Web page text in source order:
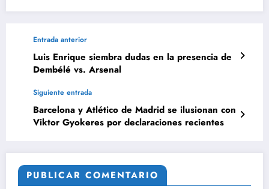
Entrada anterior
Luis Enrique siembra dudas en la presencia de
Dembélé vs. Arsenal
Siguiente entrada
Barcelona y Atlético de Madrid se ilusionan con
Viktor Gyokeres por declaraciones recientes
PUBLICAR COMENTARIO